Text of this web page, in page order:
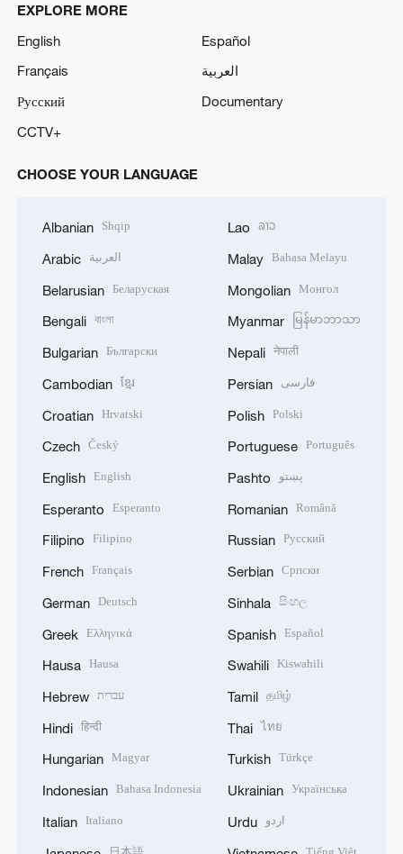
EXPLORE MORE
English
Español
Français
العربية
Русский
Documentary
CCTV+
CHOOSE YOUR LANGUAGE
Albanian Shqip
Arabic العربية
Belarusian Беларуская
Bengali বাংলা
Bulgarian Български
Cambodian ខ្មែរ
Croatian Hrvatski
Czech Český
English English
Esperanto Esperanto
Filipino Filipino
French Français
German Deutsch
Greek Ελληνικά
Hausa Hausa
Hebrew עברית
Hindi हिन्दी
Hungarian Magyar
Indonesian Bahasa Indonesia
Italian Italiano
Lao ລາວ
Malay Bahasa Melayu
Mongolian Монгол
Myanmar မြန်မာဘာသာ
Nepali नेपाली
Persian فارسی
Polish Polski
Portuguese Português
Pashto پښتو
Romanian Română
Russian Русский
Serbian Српски
Sinhala සිංහල
Spanish Español
Swahili Kiswahili
Tamil தமிழ்
Thai ไทย
Turkish Türkçe
Ukrainian Українська
Urdu اردو